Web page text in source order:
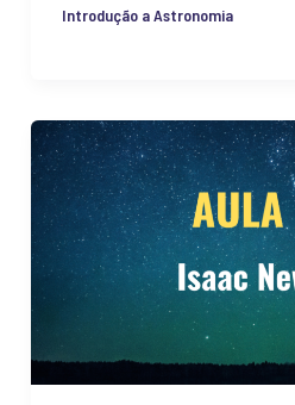
Introdução a Astronomia
Isaac
Newton